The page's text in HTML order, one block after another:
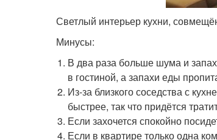
Светлый интерьер кухни,
Минусы:
В два раза больше шума и
в гостиной, а запахи еды
Из-за близкого соседства с
быстрее, так что придётся
Если захочется спокойно
Если в квартире только одна